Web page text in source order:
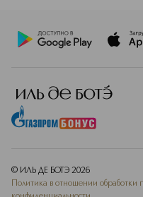
© ИЛЬ ДЕ БОТЭ 2026
Политика в отношении